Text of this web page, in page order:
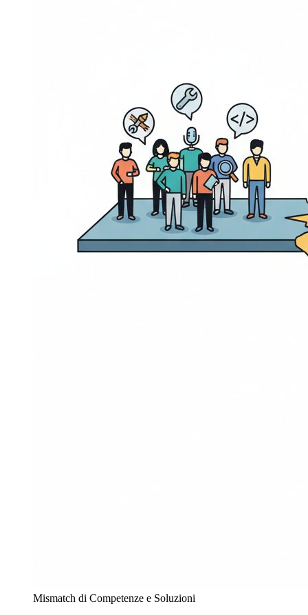
Mismatch di Competenze e Soluzioni